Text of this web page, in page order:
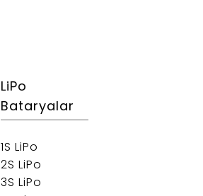
LiPo
Bataryalar
1S LiPo
2S LiPo
3S LiPo